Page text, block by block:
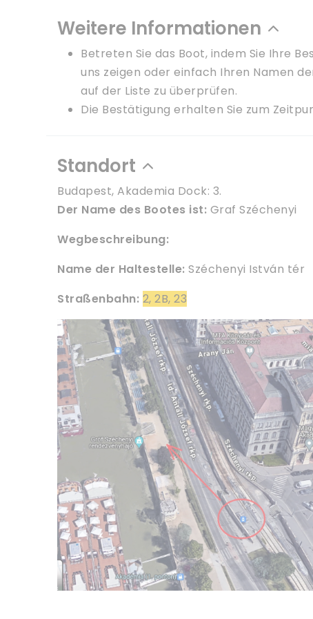
Weitere Informationen
Betreten Sie das Boot, indem Sie Ihre
uns zeigen oder einfach Ihren Namen
auf der Liste zu überprüfen.
Die Bestätigung erhalten Sie zum
Standort
Budapest, Akademia Dock: 3.
Der Name des Bootes ist: Graf Széchenyi
Wegbeschreibung:
Name der Haltestelle: Széchenyi István tér
Straßenbahn: 2, 2B, 23